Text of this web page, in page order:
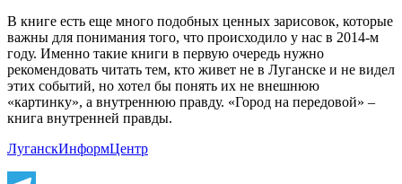
В книге есть еще много подобных ценных зарисовок, которые
важны для понимания того, что происходило у нас в 2014-м
году. Именно такие книги в первую очередь нужно
рекомендовать читать тем, кто живет не в Луганске и не видел
этих событий, но хотел бы понять их не внешнюю
«картинку», а внутреннюю правду. «Город на передовой» –
книга внутренней правды.
ЛуганскИнформЦентр